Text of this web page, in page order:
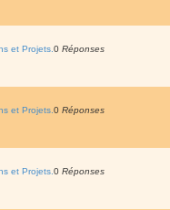
et Projets. 0 Réponses
et Projets. 0 Réponses
et Projets. 0 Réponses